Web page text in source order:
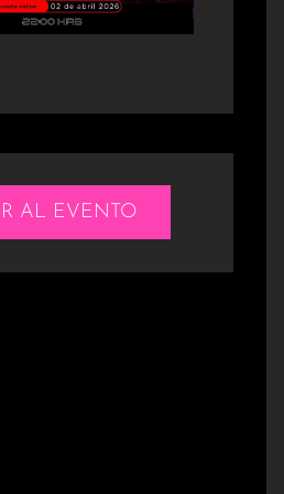
AL EVENTO